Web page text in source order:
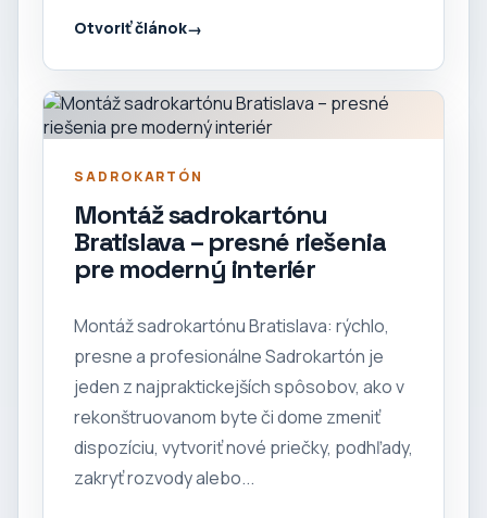
Otvoriť článok
SADROKARTÓN
Montáž sadrokartónu
Bratislava – presné riešenia
pre moderný interiér
Montáž sadrokartónu Bratislava: rýchlo,
presne a profesionálne Sadrokartón je
jeden z najpraktickejších spôsobov, ako v
rekonštruovanom byte či dome zmeniť
dispozíciu, vytvoriť nové priečky, podhľady,
zakryť rozvody alebo...